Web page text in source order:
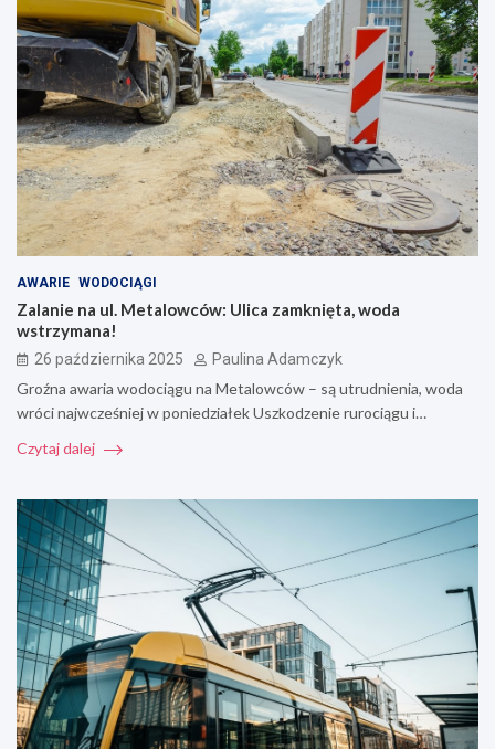
AWARIE WODOCIĄGI
Zalanie na ul. Metalowców: Ulica zamknięta, woda
wstrzymana!
26 października 2025 Paulina Adamczyk
Groźna awaria wodociągu na Metalowców – są utrudnienia, woda
wróci najwcześniej w poniedziałek Uszkodzenie rurociągu i…
Czytaj dalej